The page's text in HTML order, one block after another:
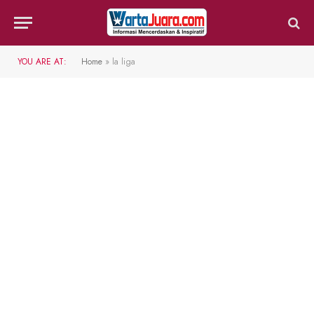
YOU ARE AT: Home » la liga